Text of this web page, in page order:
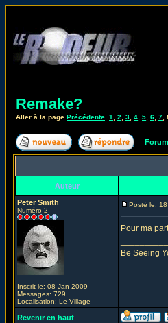
Remake?
Aller à la page Précédente 1 2 3 4 5 6 7
Auteur
Peter Smith
Numéro 2
Inscrit le: 08 Jan 2009
Messages: 729
Localisation: Le Village
Posté le:
Pour ma
Be Seeing
Revenir en haut